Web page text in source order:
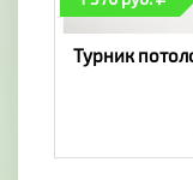
Турник